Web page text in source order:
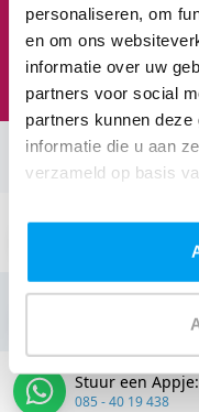
personaliseren, om
en om ons
informatie over uw
partners voor social
partners kunnen
informatie die u aan
verzameld op basis
Feesten
We
Neem contact op:
Stuur een email:
Bellen:
Stuur een Appje:
085 - 40 19 438